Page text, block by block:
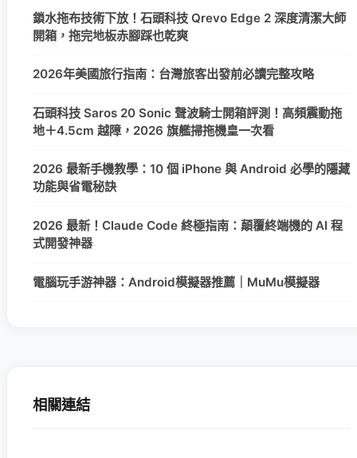
鎖水拖布技術下放！石頭科技 Qrevo Edge 2 深度清潔大師
開箱，拖完地板赤腳踩也乾爽
2026年美國旅行指南：台灣旅客出發前必讀完整攻略
石頭科技 Saros 20 Sonic 聲波騎士開箱評測！高頻震動拖
地＋4.5cm 越障，2026 旗艦掃拖機皇一次看
2026 最新手機教學：10 個 iPhone 與 Android 必學的隱藏
功能與省電秘訣
2026 最新！Claude Code 終極指南：顛覆終端機的 AI 程
式開發神器
電腦玩手游神器：Android模擬器推薦｜MuMu模擬器
相關連結